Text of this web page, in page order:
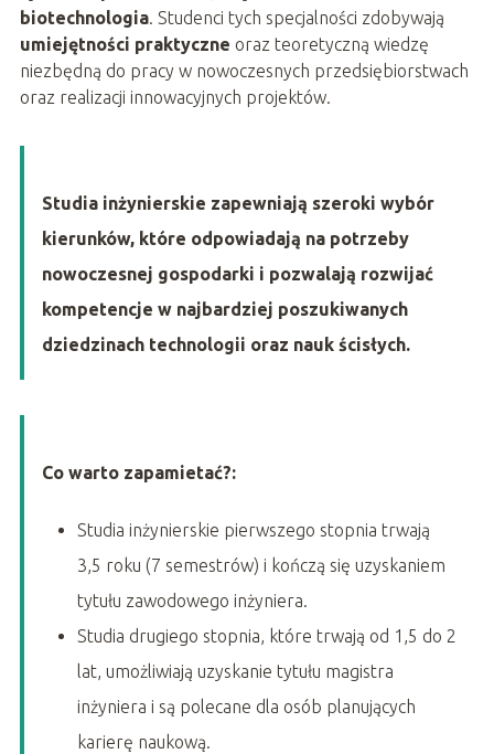
biotechnologia. Studenci tych specjalności zdobywają
umiejętności praktyczne oraz teoretyczną wiedzę
niezbędną do pracy w nowoczesnych przedsiębiorstwach
oraz realizacji innowacyjnych projektów.
Studia inżynierskie zapewniają szeroki wybór
kierunków, które odpowiadają na potrzeby
nowoczesnej gospodarki i pozwalają rozwijać
kompetencje w najbardziej poszukiwanych
dziedzinach technologii oraz nauk ścisłych.
Co warto zapamietać?:
Studia inżynierskie pierwszego stopnia trwają
3,5 roku (7 semestrów) i kończą się uzyskaniem
tytułu zawodowego inżyniera.
Studia drugiego stopnia, które trwają od 1,5 do 2
lat, umożliwiają uzyskanie tytułu magistra
inżyniera i są polecane dla osób planujących
karierę naukową.